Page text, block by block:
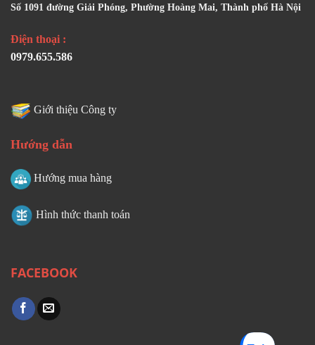
Số 1091 đường Giải Phóng, Phường Hoàng Mai, Thành phố Hà Nội
Điện thoại :
0979.655.586
Giới thiệu Công ty
Hướng dẫn
Hướng mua hàng
Hình thức thanh toán
FACEBOOK